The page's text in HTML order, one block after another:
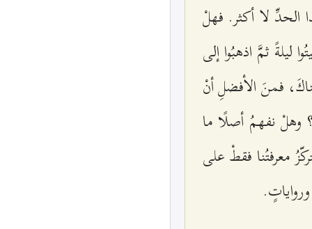
الحدِّ لا أكثر. فهلْ
ليلةً ثمَّ اذهبُوا إلى
فمنَ الأفضلِ أنْ
وهلْ نفهمُ أصلًا ما
معرفتُنا فقطْ على